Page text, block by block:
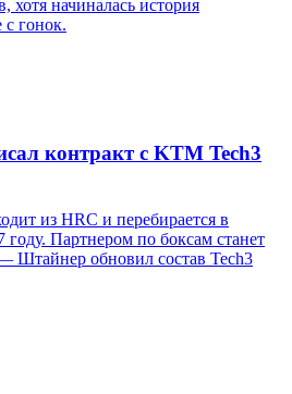
хотя начиналась история
с гонок.
контракт с KTM Tech3
из HRC и перебирается в
Партнером по боксам станет
обновил состав Tech3